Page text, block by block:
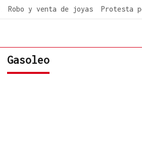
Robo y venta de joyas Protesta
Gasoleo